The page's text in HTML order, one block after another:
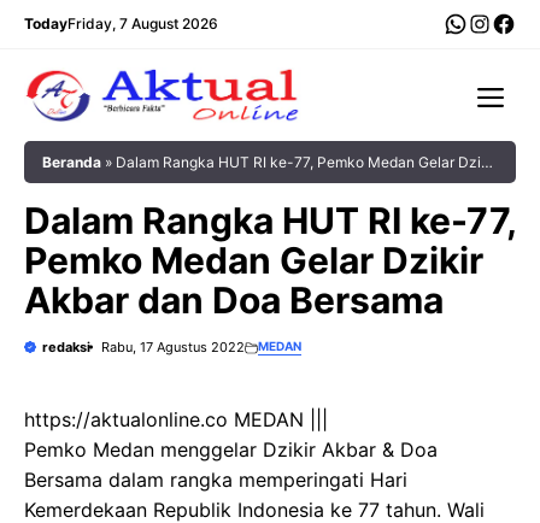
Langsung
TodayFriday, 7 August 2026
Beranda » Dalam Rangka HUT RI ke-77, Pemko Medan Gelar Dzikir
Dalam Rangka HUT RI ke-77,
Pemko Medan Gelar Dzikir
Akbar dan Doa Bersama
redaksi Rabu, 17 Agustus 2022 MEDAN
https://aktualonline.co MEDAN |||
Pemko Medan menggelar Dzikir Akbar & Doa
Bersama dalam rangka memperingati Hari
Kemerdekaan Republik Indonesia ke 77 tahun. Wali